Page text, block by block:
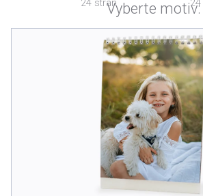
24 stranVyberte motiv: